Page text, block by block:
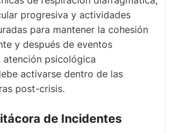
progresiva y actividades
para mantener la cohesión
y después de eventos
atención psicológica
activarse dentro de las
post-crisis.
de Incidentes